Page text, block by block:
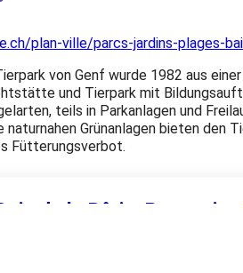
plan-ville/parcs-jardins-plages-
von Genf wurde 1982 aus
und Tierpark mit
teils in Parkanlagen und
naturnahen Grünanlagen bieten
Fütterungsverbot.
de la Bâtie, Parc